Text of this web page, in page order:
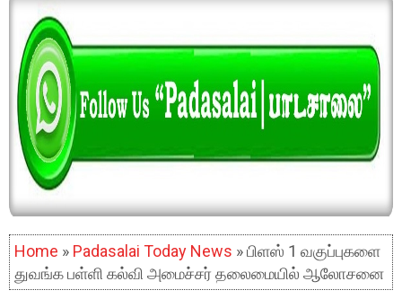
Home » Padasalai Today News » பிளஸ் 1 வகுப்புகளை
துவங்க பள்ளி கல்வி அமைச்சர் தலைமையில் ஆலோசனை